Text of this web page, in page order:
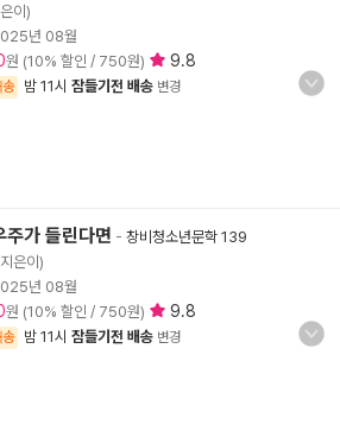
이)
년 08월
원 (10% 할인 / 750원) 9.8
밤 11시 잠들기전 배송 변경
주가 들린다면 - 창비청소년문학 139
은이)
년 08월
원 (10% 할인 / 750원) 9.8
밤 11시 잠들기전 배송 변경